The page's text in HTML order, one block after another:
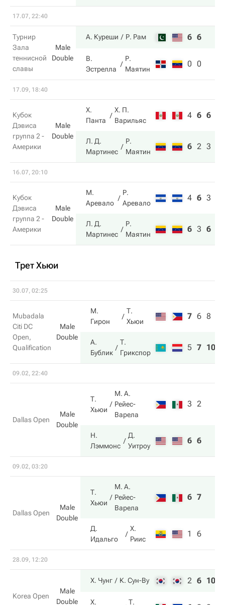
17.07, 22:40
Турнир
Зала
теннисной
славы
Male
Double
А. Куреши Р. Рам 6 6
В.
Эстрелла
Р.
Маятин
0 0
17.09, 18:40
Кубок
Дэвиса
группа 2 -
Америки
Male
Double
Х.
Панта
Х. П.
Варильяс
4 6 6
Л. Д.
Мартинес
Р.
Маятин
6 2 3
16.07, 20:10
Кубок
Дэвиса
группа 2 -
Америки
Male
Double
М.
Аревало
Р.
Аревало
4 6 3
Л. Д.
Мартинес
Р.
Маятин
6 3 6
Трет Хьюи
30.07, 02:25
Mubadala
Citi DC
Open,
Qualification
Male
Double
М.
Гирон
Т.
Хьюи
7 6 8
А.
Бублик
Т.
Грикспор
5 7 10
09.02, 22:40
Dallas Open
Male
Double
Т.
Хьюи
М. А.
Рейес-
Варела
3 2
Н.
Лэммонс
Д.
Уитроу
6 6
09.02, 03:20
Dallas Open
Male
Double
Т.
Хьюи
М. А.
Рейес-
Варела
6 7
Д.
Идальго
Х.
Риис
1 6
28.09, 12:20
Korea Open
Male
Double
Х. Чунг К. Сун-Ву 2 6 10
Х.
Т.